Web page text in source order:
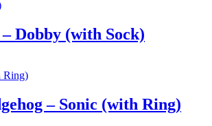
Dobby (with Sock)
– Sonic (with Ring)